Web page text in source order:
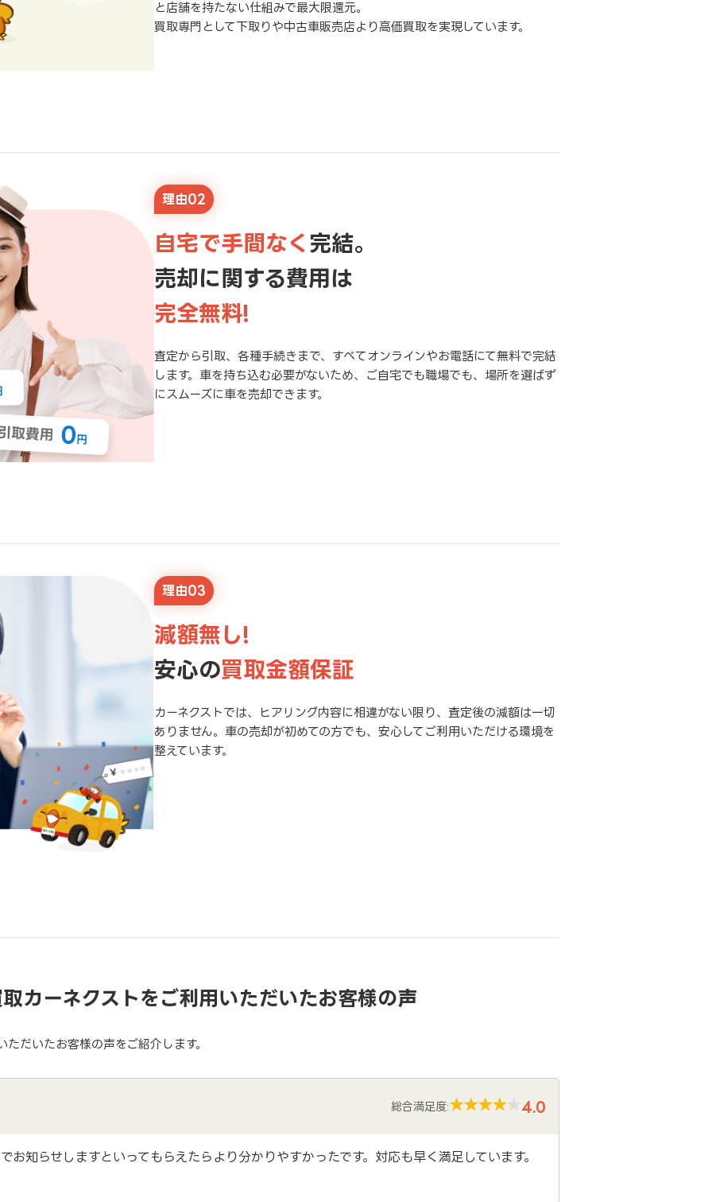
と店舗を持たない仕組みで最大限還元。
買取専門として下取りや中古車販売店より高価買取を実現しています。
理由02
自宅で手間なく 完結。
売却に関する費用は
完全無料!
査定から引取、各種手続きまで、すべてオンラインやお電話にて無料で完結
します。車を持ち込む必要がないため、ご自宅でも職場でも、場所を選ばず
にスムーズに車を売却できます。
理由03
減額無し!
安心の買取金額保証
カーネクストでは、ヒアリング内容に相違がない限り、査定後の減額は一切
ありません。車の売却が初めての方でも、安心してご利用いただける環境を
整えています。
カーネクストをご利用いただいたお客様の声
だいたお客様の声をご紹介します。
総合満足度: 4.0
お知らせしますといってもらえたらより分かりやすかったです。対応も早く満足しています。